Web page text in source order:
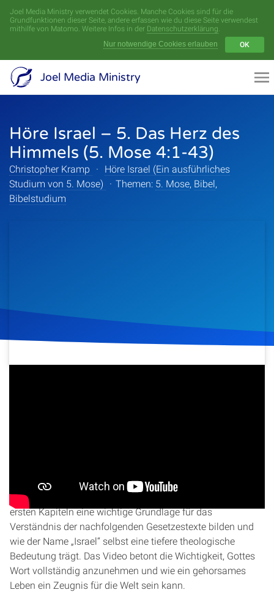
Joel Media Ministry verwendet Cookies. Manche Cookies sind für die
Grundfunktionen dieser Seite, andere erfassen wie du diese Seite verwendest
mithilfe von Matomo. Weitere Infos in der Datenschutzerklärung.
Nur notwendige Cookies erlauben
OK
Joel Media Ministry
Höre Israel – 5. Das Herz des
Himmels (5. Mose 4:1-43)
Christopher Kramp ·
Höre Israel (Ein ausführliches
Studium von 5. Mose)
· Themen: 5. Mose, Bibel,
Bibelstudium
von Gottes Gesetzen und Satzungen für das Volk Israel und
für uns heute. Er erklärt, warum die Geschichten aus den
ersten Kapiteln eine wichtige Grundlage für das
Verständnis der nachfolgenden Gesetzestexte bilden und
wie der Name „Israel“ selbst eine tiefere theologische
Bedeutung trägt. Das Video betont die Wichtigkeit, Gottes
Wort vollständig anzunehmen und wie ein gehorsames
Leben ein Zeugnis für die Welt sein kann.
Menü
Videoarchiv
Serien
Sprecher
Themen